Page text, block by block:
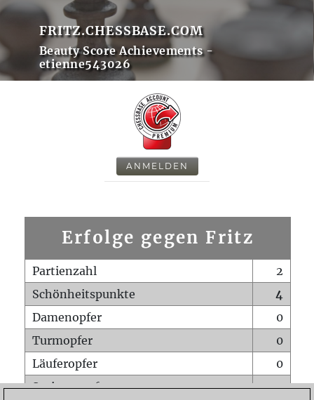
FRITZ.CHESSBASE.COM
Beauty Score Achievements -
etienne543026
ANMELDEN
Erfolge gegen Fritz
Partienzahl
2
Schönheitspunkte
4
Damenopfer
0
Turmopfer
0
Läuferopfer
0
Springeropfer
0